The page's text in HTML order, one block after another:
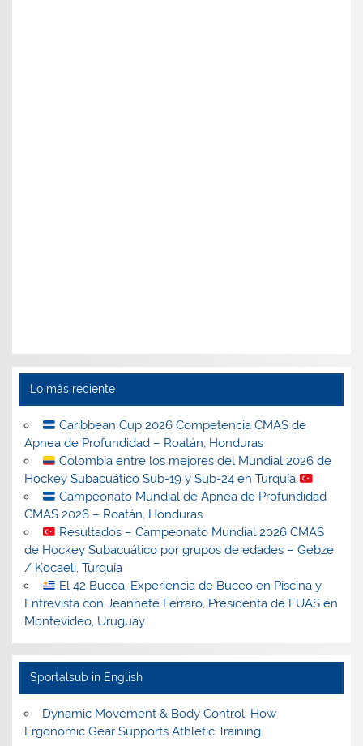
Lo más reciente
Caribbean Cup 2026 Competencia CMAS de
Apnea de Profundidad – Roatán, Honduras
Colombia entre los mejores del Mundial 2026 de
Hockey Subacuático Sub-19 y Sub-24 en Turquía
Campeonato Mundial de Apnea de Profundidad
CMAS 2026 – Roatán, Honduras
Resultados – Campeonato Mundial 2026 CMAS
de Hockey Subacuático por grupos de edades – Gebze
/ Kocaeli, Turquía
El 42 Bucea, Experiencia de Buceo en Piscina y
Entrevista con Jeannete Ferraro, Presidenta de FUAS en
Montevideo, Uruguay
Sportalsub in English
Dynamic Movement & Body Control: How
Ergonomic Gear Supports Athletic Training